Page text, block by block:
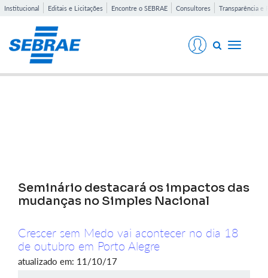
Institucional Editais e Licitações Encontre o SEBRAE Consultores Transparência e
Toggle
Seminário destacará os impactos das
mudanças no Simples Nacional
Crescer sem Medo vai acontecer no dia 18
de outubro em Porto Alegre
atualizado em: 11/10/17